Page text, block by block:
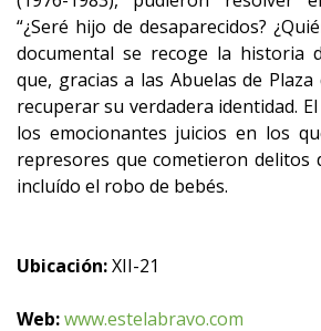
“¿Seré hijo de desaparecidos?
documental se recoge la historia
que, gracias a las Abuelas de
recuperar su verdadera identidad.
los emocionantes juicios en los
represores que cometieron delitos
incluído el robo de bebés.
Ubicación:XII-21
Web:www.estelabravo.com